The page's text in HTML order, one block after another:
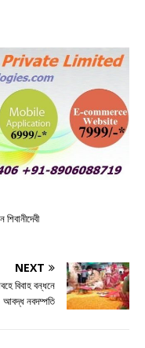
NEXT
বিবাহ বন্ধনে
আবদ্ধ নবদম্পতি